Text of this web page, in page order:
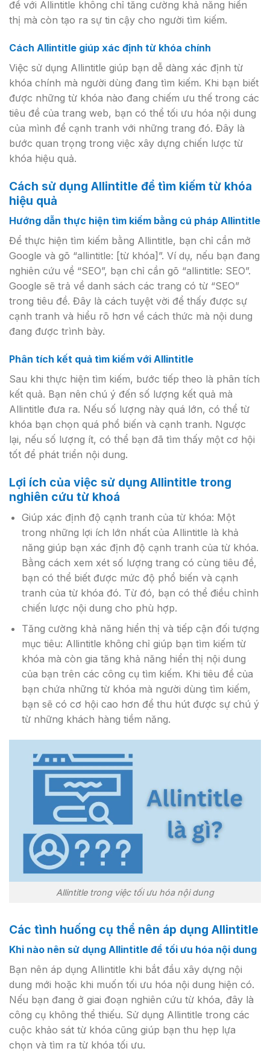
đề với Allintitle không chỉ tăng cường khả năng hiển
thị mà còn tạo ra sự tin cậy cho người tìm kiếm.
Cách Allintitle giúp xác định từ khóa chính
Việc sử dụng Allintitle giúp bạn dễ dàng xác định từ
khóa chính mà người dùng đang tìm kiếm. Khi bạn biết
được những từ khóa nào đang chiếm ưu thế trong các
tiêu đề của trang web, bạn có thể tối ưu hóa nội dung
của mình để cạnh tranh với những trang đó. Đây là
bước quan trọng trong việc xây dựng chiến lược từ
khóa hiệu quả.
Cách sử dụng Allintitle để tìm kiếm từ khóa
hiệu quả
Hướng dẫn thực hiện tìm kiếm bằng cú pháp Allintitle
Để thực hiện tìm kiếm bằng Allintitle, bạn chỉ cần mở
Google và gõ “allintitle: [từ khóa]”. Ví dụ, nếu bạn đang
nghiên cứu về “SEO”, bạn chỉ cần gõ “allintitle: SEO”.
Google sẽ trả về danh sách các trang có từ “SEO”
trong tiêu đề. Đây là cách tuyệt vời để thấy được sự
cạnh tranh và hiểu rõ hơn về cách thức mà nội dung
đang được trình bày.
Phân tích kết quả tìm kiếm với Allintitle
Sau khi thực hiện tìm kiếm, bước tiếp theo là phân tích
kết quả. Bạn nên chú ý đến số lượng kết quả mà
Allintitle đưa ra. Nếu số lượng này quá lớn, có thể từ
khóa bạn chọn quá phổ biến và cạnh tranh. Ngược
lại, nếu số lượng ít, có thể bạn đã tìm thấy một cơ hội
tốt để phát triển nội dung.
Lợi ích của việc sử dụng Allintitle trong
nghiên cứu từ khoá
Giúp xác định độ cạnh tranh của từ khóa: Một
trong những lợi ích lớn nhất của Allintitle là khả
năng giúp bạn xác định độ cạnh tranh của từ khóa.
Bằng cách xem xét số lượng trang có cùng tiêu đề,
bạn có thể biết được mức độ phổ biến và cạnh
tranh của từ khóa đó. Từ đó, bạn có thể điều chỉnh
chiến lược nội dung cho phù hợp.
Tăng cường khả năng hiển thị và tiếp cận đối tượng
mục tiêu: Allintitle không chỉ giúp bạn tìm kiếm từ
khóa mà còn gia tăng khả năng hiển thị nội dung
của bạn trên các công cụ tìm kiếm. Khi tiêu đề của
bạn chứa những từ khóa mà người dùng tìm kiếm,
bạn sẽ có cơ hội cao hơn để thu hút được sự chú ý
từ những khách hàng tiềm năng.
Allintitle trong việc tối ưu hóa nội dung
Các tình huống cụ thể nên áp dụng Allintitle
Khi nào nên sử dụng Allintitle để tối ưu hóa nội dung
Bạn nên áp dụng Allintitle khi bắt đầu xây dựng nội
dung mới hoặc khi muốn tối ưu hóa nội dung hiện có.
Nếu bạn đang ở giai đoạn nghiên cứu từ khóa, đây là
công cụ không thể thiếu. Sử dụng Allintitle trong các
cuộc khảo sát từ khóa cũng giúp bạn thu hẹp lựa
chọn và tìm ra từ khóa tối ưu.